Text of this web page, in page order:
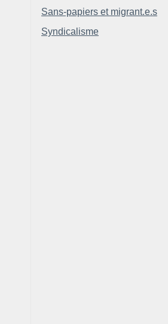
Sans-papiers et migrant.e.s
Syndicalisme